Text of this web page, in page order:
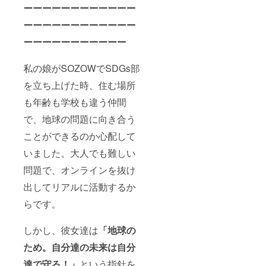
ーーーーーーーーーーーー
ーーーーーーーーーーーー
ーーーーーーーーーーー
私の娘がSOZOWでSDGs部
を立ち上げた時、住む場所
も年齢も学校も違う仲間
で、地球の問題に向き合う
ことができるのか心配して
いました。大人でも難しい
問題で、オンラインを抜け
出してリアルに活動するか
らです。
しかし、彼女達は 「地球の
ため。自分達の未来は自分